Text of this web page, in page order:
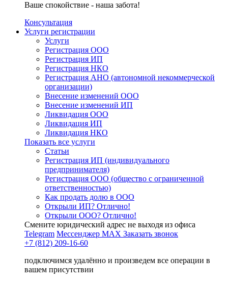
Ваше спокойствие - наша забота!
Консультация
Услуги регистрации
Услуги
Регистрация ООО
Регистрация ИП
Регистрация НКО
Регистрация АНО (автономной некоммерческой
организации)
Внесение изменений ООО
Внесение изменений ИП
Ликвидация ООО
Ликвидация ИП
Ликвидация НКО
Показать все услуги
Статьи
Регистрация ИП (индивидуального
предпринимателя)
Регистрация ООО (общество с ограниченной
ответственностью)
Как продать долю в ООО
Открыли ИП? Отлично!
Открыли ООО? Отлично!
Смените юридический адрес не выходя из офиса
Telegram Мессенджер MAX Заказать звонок
+7 (812) 209-16-60
подключимся удалённо и произведем все операции в
вашем присутствии